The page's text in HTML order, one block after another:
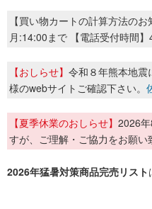
【買い物カートの計算方法の
月:14:00まで 【電話受付時間
【おしらせ】 令和８年熊本地震
様のwebサイトご確認下さい。
【夏季休業のおしらせ】 2026
すが、ご理解・ご協力をお願い
2026年猛暑対策商品完売リスト